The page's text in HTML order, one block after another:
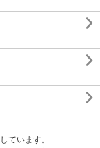



ています。